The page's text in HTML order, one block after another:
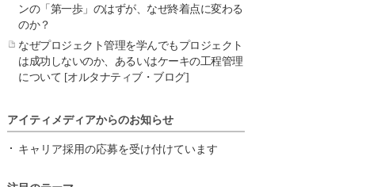
ンの「第一歩」のはずが、なぜ終着点に変わる
のか？
なぜプロジェクト管理を学んでもプロジェクト
は成功しないのか、あるいはケーキの工程管理
について [オルタナティブ・ブログ]
アイティメディアからのお知らせ
キャリア採用の応募を受け付けています